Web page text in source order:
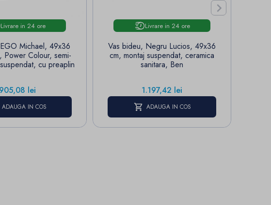
Livrare in 24 ore
Michael, 49x36
Power Colour, semi-
cu preaplin
Pret
905,08 lei
ADAUGA IN COS
Livrare in 24 ore
Vas bideu, Negru Lucios, 49x36
cm, montaj suspendat, ceramica
sanitara, Ben
Pret
1.197,42 lei
ADAUGA IN COS
